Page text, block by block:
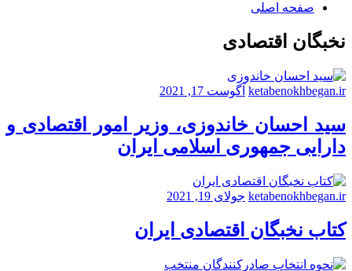
صفحه اصلی
نخبگان اقتصادی
ketabenokhbegan.ir آگوست 17, 2021
سید احسان خاندوزی، وزیر امور اقتصادی و
دارایی جمهوری اسلامی ایران
ketabenokhbegan.ir جولای 19, 2021
کتاب نخبگان اقتصادی ایران